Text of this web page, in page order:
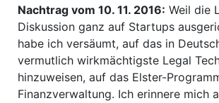
Nachtrag vom 10. 11. 2016: Weil die
Diskussion ganz auf Startups
habe ich versäumt, auf das in
vermutlich wirkmächtigste Legal
hinzuweisen, auf das Elster-
Finanzverwaltung. Ich erinnere mich